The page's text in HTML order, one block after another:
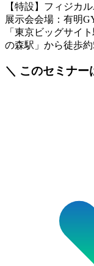
【特設】フィジカ
展示会会場：有明
「東京ビッグサイ
の森駅」から徒歩約
＼ このセミナー